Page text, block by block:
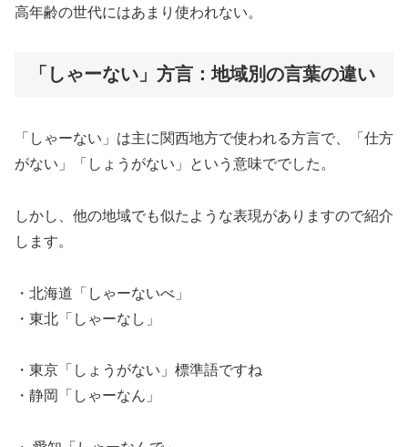
高年齢の世代にはあまり使われない。
「しゃーない」方言：地域別の言葉の違い
「しゃーない」は主に関西地方で使われる方言で、「仕方
がない」「しょうがない」という意味ででした。
しかし、他の地域でも似たような表現がありますので紹介
します。
・北海道「しゃーないべ」
・東北「しゃーなし」
・東京「しょうがない」標準語ですね
・静岡「しゃーなん」